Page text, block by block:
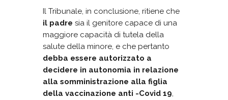
Il Tribunale, in conclusione, ritiene che
il padre sia il genitore capace di una
maggiore capacità di tutela della
salute della minore, e che pertanto
debba essere autorizzato a
decidere in autonomia in relazione
alla somministrazione alla figlia
della vaccinazione anti -Covid 19,